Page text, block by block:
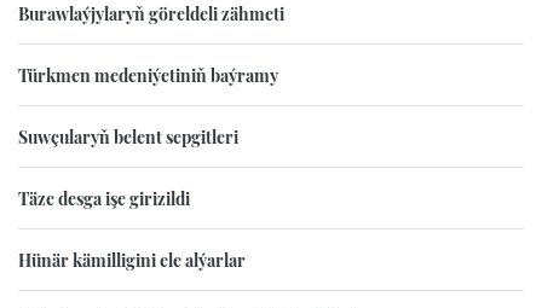
Burawlaýjylaryň göreldeli zähmeti
Türkmen medeniýetiniň baýramy
Suwçularyň belent sepgitleri
Täze desga işe girizildi
Hünär kämilligini ele alýarlar